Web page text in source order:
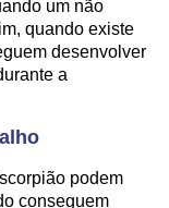
um não
quando existe
desenvolver
a
podem
conseguem